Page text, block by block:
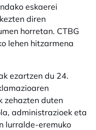
eskaerei
diren
horretan. CTBG
lehen hitzarmena
ezartzen du 24.
zehazten duten
administrazioek eta
lurralde-eremuko